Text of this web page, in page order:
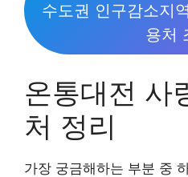
수도권 인구감소지
용처
온통대전 사
처 정리
가장 궁금해하는 부분 중